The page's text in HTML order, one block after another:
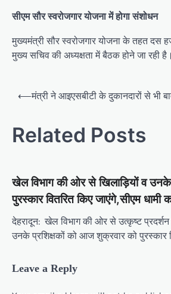
सीएम सौर स्वरोजगार योजना में होगा संशोधन
मुख्यमंत्री सौर स्वरोजगार योजना के तहत दस
मुख्य सचिव की अध्यक्षता में बैठक होने जा रही
s
t
a
v
i
g
t
⟵मंत्री ने आइएसबीटी के दुकानदारों से भी
Related Posts
खेल विभाग की ओर से खिलाड़ियों व
पुरस्कार वितरित किए जाएंगे,सीएम धामी
देहरादून: खेल विभाग की ओर से उत्कृष्ट
उनके प्रशिक्षकों को आज शुक्रवार को पुरस्कार
Leave a Reply